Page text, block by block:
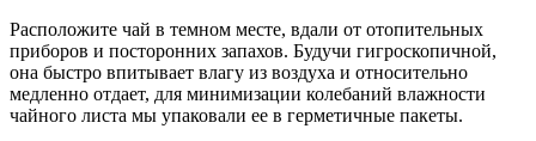
Расположите чай в темном месте, вдали от отопительных
приборов и посторонних запахов. Будучи гигроскопичной,
она быстро впитывает влагу из воздуха и относительно
медленно отдает, для минимизации колебаний влажности
чайного листа мы упаковали ее в герметичные пакеты.